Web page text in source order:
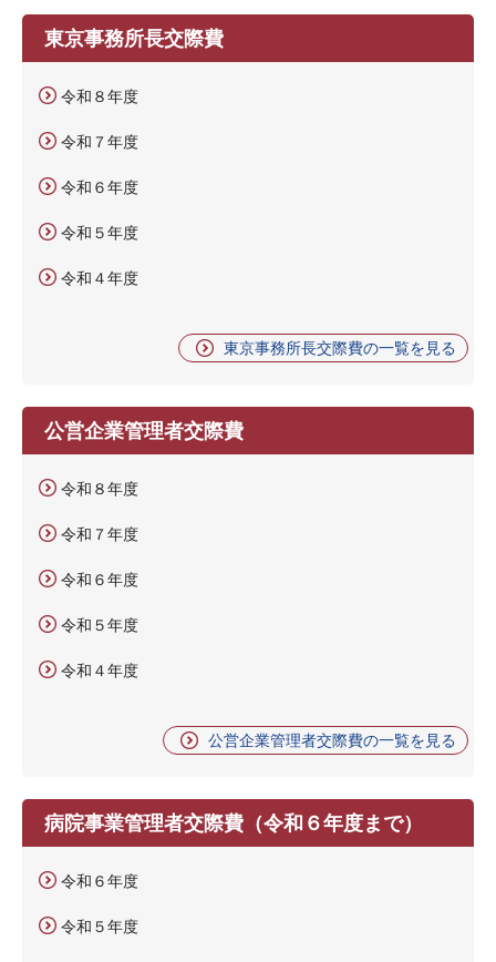
東京事務所長交際費
令和８年度
令和７年度
令和６年度
令和５年度
令和４年度
東京事務所長交際費の一覧を見る
公営企業管理者交際費
令和８年度
令和７年度
令和６年度
令和５年度
令和４年度
公営企業管理者交際費の一覧を見る
病院事業管理者交際費（令和６年度まで）
令和６年度
令和５年度